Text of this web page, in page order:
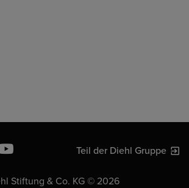
Teil der Diehl Gruppe
Stiftung & Co. KG © 2026